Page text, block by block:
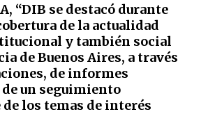
“DIB se destacó durante
de la actualidad
y también social
de Buenos Aires, a través
de informes
un seguimiento
los temas de interés